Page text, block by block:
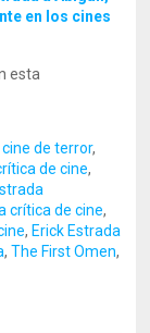
en los cines
esta
cine de terror,
de cine,
crítica de cine,
, Erick Estrada
,The First Omen,